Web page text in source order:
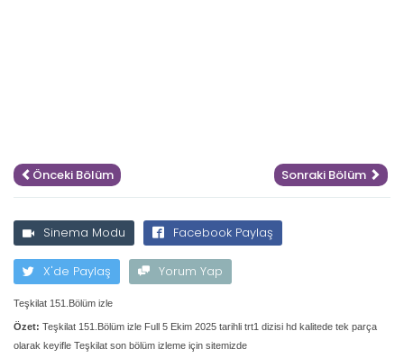
Önceki Bölüm Sonraki Bölüm
Sinema Modu Facebook Paylaş
X'de Paylaş Yorum Yap
Teşkilat 151.Bölüm izle
Özet: Teşkilat 151.Bölüm izle Full 5 Ekim 2025 tarihli trt1 dizisi hd kalitede tek parça
olarak keyifle Teşkilat son bölüm izleme için sitemizde